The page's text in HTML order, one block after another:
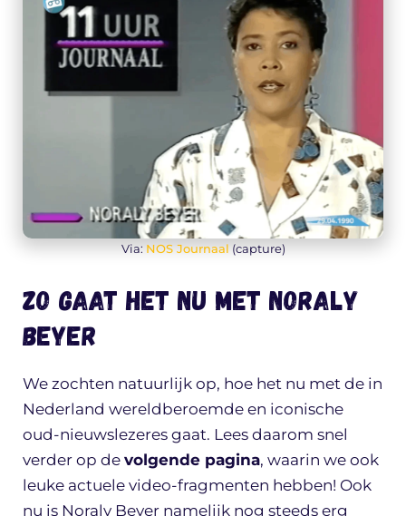
Via: NOS Journaal (capture)
Zo gaat het nu met Noraly
Beyer
We zochten natuurlijk op, hoe het nu met de in
Nederland wereldberoemde en iconische
oud-nieuwslezeres gaat. Lees daarom snel
verder op de volgende pagina, waarin we ook
leuke actuele video-fragmenten hebben! Ook
nu is Noraly Beyer namelijk nog steeds erg